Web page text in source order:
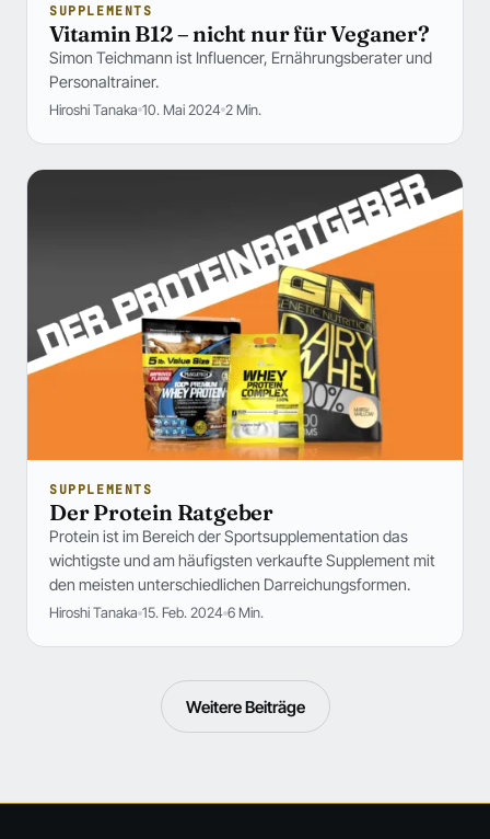
SUPPLEMENTS
Vitamin B12 – nicht nur für Veganer?
Simon Teichmann ist Influencer, Ernährungsberater und
Personaltrainer.
Hiroshi Tanaka 10. Mai 2024 2 Min.
SUPPLEMENTS
Der Protein Ratgeber
Protein ist im Bereich der Sportsupplementation das
wichtigste und am häufigsten verkaufte Supplement mit
den meisten unterschiedlichen Darreichungsformen.
Hiroshi Tanaka 15. Feb. 2024 6 Min.
Weitere Beiträge